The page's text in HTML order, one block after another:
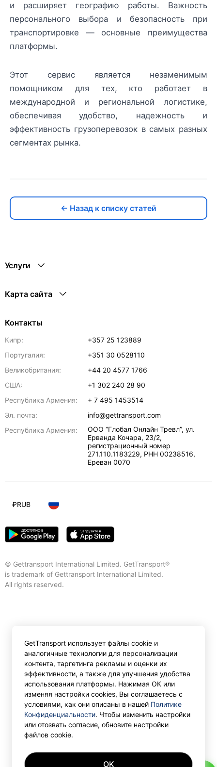
и расширяет географию работы. Важность
персонального выбора и безопасность при
транспортировке — основные преимущества
платформы.
Этот сервис является незаменимым
помощником для тех, кто работает в
международной и региональной логистике,
обеспечивая удобство, надежность и
эффективность грузоперевозок в самых разных
сегментах рынка.
← Назад к списку статей
Услуги
Карта сайта
Контакты
Кипр:
+357 25 123889
Португалия:
+351 30 0528110
Великобритания:
+44 20 4577 1766
США:
+1 302 240 28 90
Республика Армения:
+ 7 495 1453514
Эл. почта:
info@gettransport.com
Республика Армения:
ООО “Глобал Онлайн Тревл”, ул.
Ерванда Кочара, 23/2,
регистрационный номер
271.110.1183229, РНН 00238516,
Ереван 0070
© Gettransport International Limited. GetTransport®
is trademark of Gettransport International Limited.
All rights reserved.
₽RUB
GetTransport использует файлы cookie и
аналогичные технологии для персонализации
контента, таргетинга рекламы и оценки их
эффективности, а также для улучшения удобства
использования платформы. Нажимая ОК или
изменяя настройки cookies, Вы соглашаетесь с
условиями, как они описаны в нашей Политике
Конфиденциальности. Чтобы изменить настройки
или отозвать согласие, обновите настройки
файлов cookie.
OK